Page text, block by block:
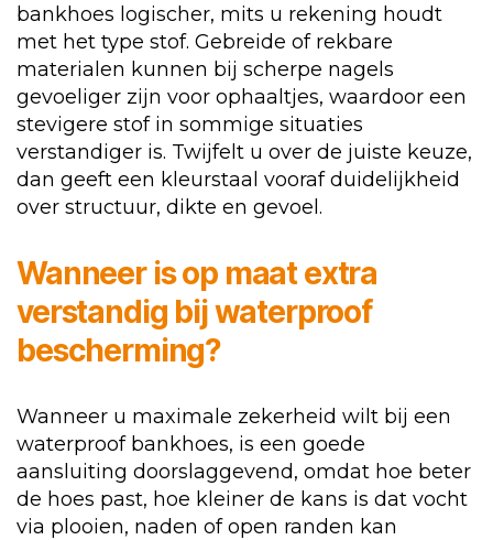
bankhoes logischer, mits u rekening houdt
met het type stof. Gebreide of rekbare
materialen kunnen bij scherpe nagels
gevoeliger zijn voor ophaaltjes, waardoor een
stevigere stof in sommige situaties
verstandiger is. Twijfelt u over de juiste keuze,
dan geeft een kleurstaal vooraf duidelijkheid
over structuur, dikte en gevoel.
Wanneer is op maat extra
verstandig bij waterproof
bescherming?
Wanneer u maximale zekerheid wilt bij een
waterproof bankhoes, is een goede
aansluiting doorslaggevend, omdat hoe beter
de hoes past, hoe kleiner de kans is dat vocht
via plooien, naden of open randen kan